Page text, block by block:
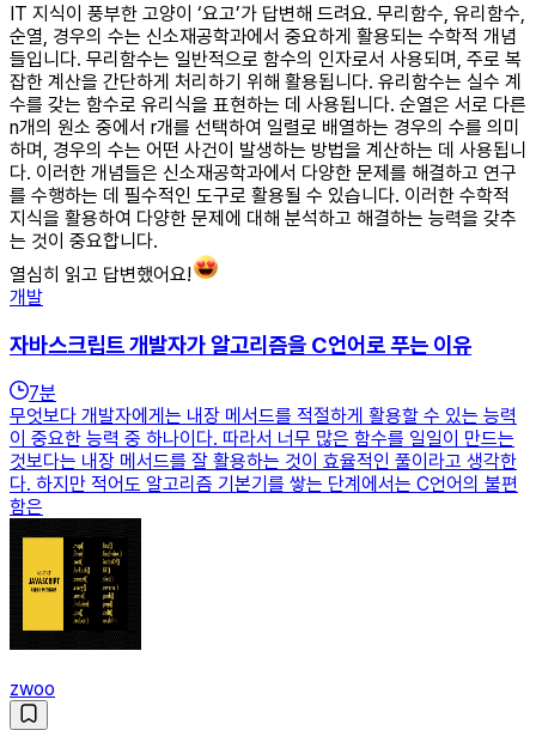
IT 지식이 풍부한 고양이 ‘요고’가 답변해 드려요. 무리함수, 유리함수,
순열, 경우의 수는 신소재공학과에서 중요하게 활용되는 수학적 개념
들입니다. 무리함수는 일반적으로 함수의 인자로서 사용되며, 주로 복
잡한 계산을 간단하게 처리하기 위해 활용됩니다. 유리함수는 실수 계
수를 갖는 함수로 유리식을 표현하는 데 사용됩니다. 순열은 서로 다른
n개의 원소 중에서 r개를 선택하여 일렬로 배열하는 경우의 수를 의미
하며, 경우의 수는 어떤 사건이 발생하는 방법을 계산하는 데 사용됩니
다. 이러한 개념들은 신소재공학과에서 다양한 문제를 해결하고 연구
를 수행하는 데 필수적인 도구로 활용될 수 있습니다. 이러한 수학적
지식을 활용하여 다양한 문제에 대해 분석하고 해결하는 능력을 갖추
는 것이 중요합니다.
열심히 읽고 답변했어요!
개발
자바스크립트 개발자가 알고리즘을 C언어로 푸는 이유
7분
무엇보다 개발자에게는 내장 메서드를 적절하게 활용할 수 있는 능력
이 중요한 능력 중 하나이다. 따라서 너무 많은 함수를 일일이 만드는
것보다는 내장 메서드를 잘 활용하는 것이 효율적인 풀이라고 생각한
다. 하지만 적어도 알고리즘 기본기를 쌓는 단계에서는 C언어의 불편
함은
zwoo